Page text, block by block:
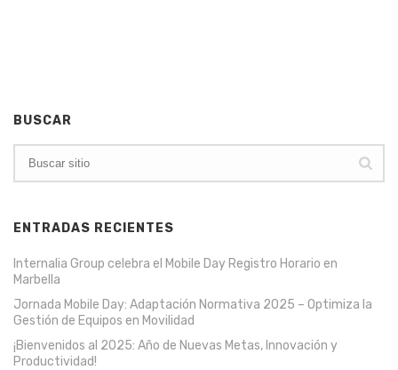
BUSCAR
ENTRADAS RECIENTES
Internalia Group celebra el Mobile Day Registro Horario en
Marbella
Jornada Mobile Day: Adaptación Normativa 2025 – Optimiza la
Gestión de Equipos en Movilidad
¡Bienvenidos al 2025: Año de Nuevas Metas, Innovación y
Productividad!